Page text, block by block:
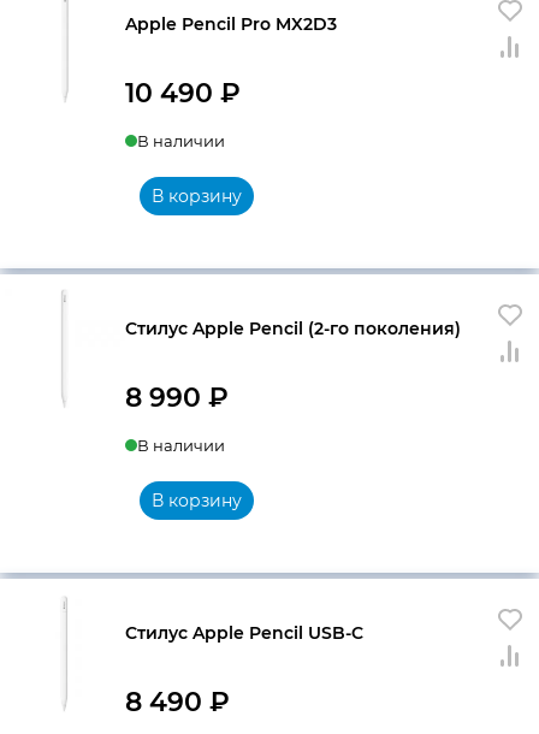
Apple Pencil Pro MX2D3
10 490 ₽
В наличии
В корзину
Стилус Apple Pencil (2-го поколения)
8 990 ₽
В наличии
В корзину
Стилус Apple Pencil USB-C
8 490 ₽